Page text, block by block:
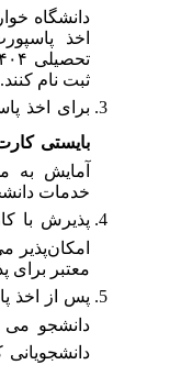
دانشگاه
اخذ
ثبت نام کنند.
برای اخذ
بایستی
آمایش به
خدمات
پذیرش با
امکان‌پذیر
معتبر برای
پس از اخذ
دانشجو می
دانشجویانی